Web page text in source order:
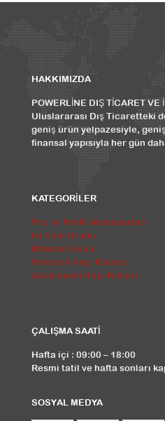
HAKKIMIZDA
POWERLİNE DIŞ TİCARET VE
Uluslararası Dış Ticaretteki
geniş ürün yelpazesiyle,
finansal yapısıyla her gün
KATEGORİLER
Pvc ve Profil Aksesuarları
Isı Cam Grubu
Makina Grubu
Pencere Kapı Kolları
Alüminyum Kapı Kolları
ÇALIŞMA SAATİ
Hafta içi : 09:00 – 18:00
Resmi tatil ve hafta sonları
SOSYAL MEDYA